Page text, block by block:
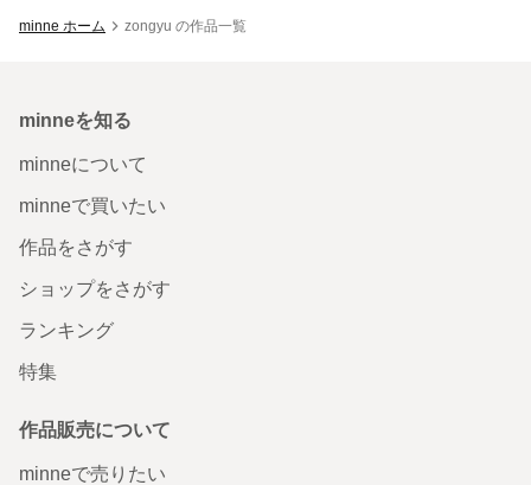
minne ホーム zongyu の作品一覧
minneを知る
minneについて
minneで買いたい
作品をさがす
ショップをさがす
ランキング
特集
作品販売について
minneで売りたい